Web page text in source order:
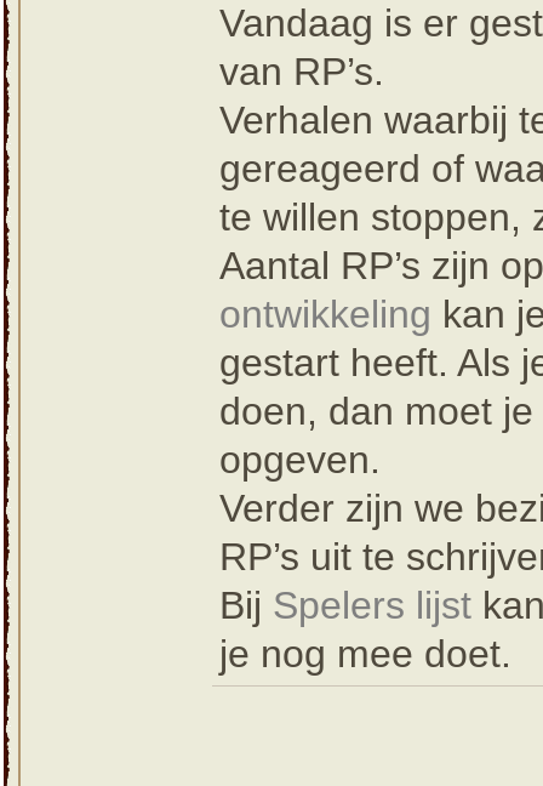
Vandaag is er
van RP’s.
Verhalen waarbij
gereageerd of
te willen stoppen,
Aantal RP’s zijn
ontwikkeling kan
gestart heeft. Als
doen, dan moet
opgeven.
Verder zijn we
RP’s uit te
Bij Spelers lijst
je nog mee doet.